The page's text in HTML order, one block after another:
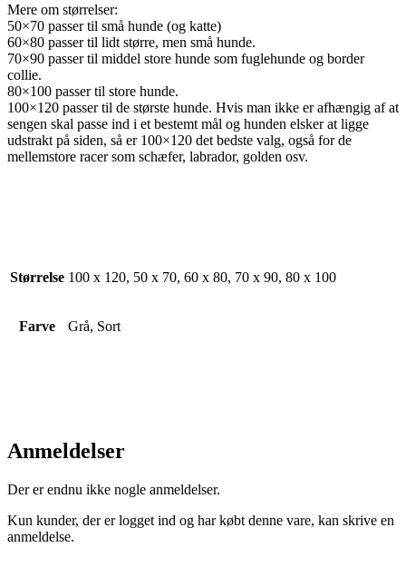
Mere om størrelser:
50×70 passer til små hunde (og katte)
60×80 passer til lidt større, men små hunde.
70×90 passer til middel store hunde som fuglehunde og border
collie.
80×100 passer til store hunde.
100×120 passer til de største hunde. Hvis man ikke er afhængig af at
sengen skal passe ind i et bestemt mål og hunden elsker at ligge
udstrakt på siden, så er 100×120 det bedste valg, også for de
mellemstore racer som schæfer, labrador, golden osv.
Størrelse 100 x 120, 50 x 70, 60 x 80, 70 x 90, 80 x 100
Farve Grå, Sort
Anmeldelser
Der er endnu ikke nogle anmeldelser.
Kun kunder, der er logget ind og har købt denne vare, kan skrive en
anmeldelse.